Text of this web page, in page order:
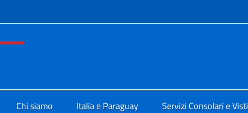
e menù
Chi siamo Italia e Paraguay Servizi Consolari e Visti